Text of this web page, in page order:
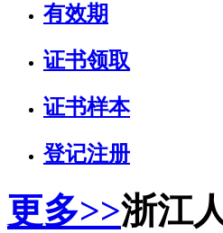
有效期
证书领取
证书样本
登记注册
更多>>浙江